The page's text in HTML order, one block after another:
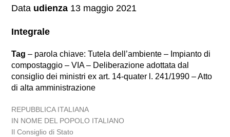
Data udienza 13 maggio 2021
Integrale
Tag – parola chiave: Tutela dell’ambiente – Impianto di
compostaggio – VIA – Deliberazione adottata dal
consiglio dei ministri ex art. 14-quater l. 241/1990 – Atto
di alta amministrazione
REPUBBLICA ITALIANA
IN NOME DEL POPOLO ITALIANO
Il Consiglio di Stato